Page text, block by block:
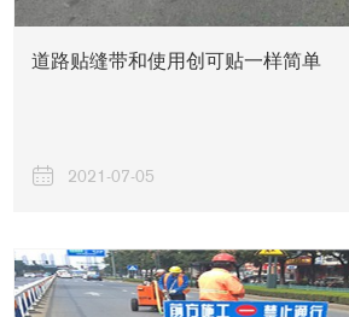
道路贴缝带和使用创可贴一样简单
2021-07-05